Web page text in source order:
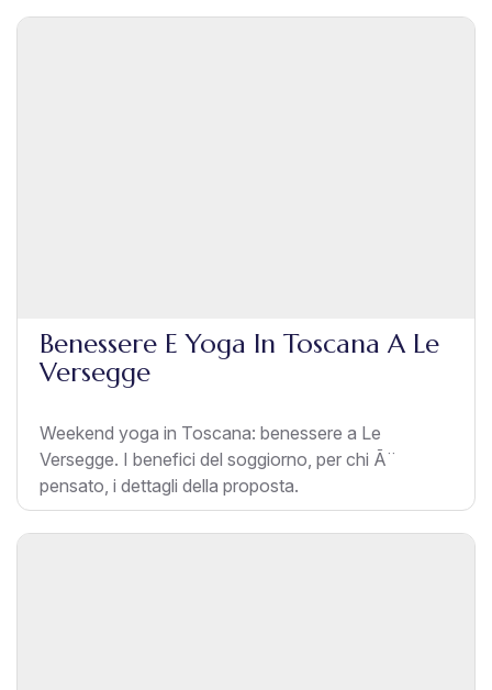
Benessere E Yoga In Toscana A Le
Versegge
Weekend yoga in Toscana: benessere a Le
Versegge. I benefici del soggiorno, per chi Ã¨
pensato, i dettagli della proposta.